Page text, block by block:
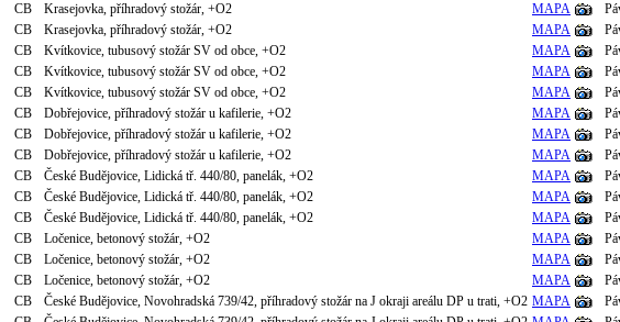
CB Krasejovka, příhradový stožár, +O2 MAPA
CB Krasejovka, příhradový stožár, +O2 MAPA
CB Kvítkovice, tubusový stožár SV od obce, +O2 MAPA
CB Kvítkovice, tubusový stožár SV od obce, +O2 MAPA
CB Kvítkovice, tubusový stožár SV od obce, +O2 MAPA
CB Dobřejovice, příhradový stožár u kafilerie, +O2 MAPA
CB Dobřejovice, příhradový stožár u kafilerie, +O2 MAPA
CB Dobřejovice, příhradový stožár u kafilerie, +O2 MAPA
CB České Budějovice, Lidická tř. 440/80, panelák, +O2 MAPA
CB České Budějovice, Lidická tř. 440/80, panelák, +O2 MAPA
CB České Budějovice, Lidická tř. 440/80, panelák, +O2 MAPA
CB Ločenice, betonový stožár, +O2 MAPA
CB Ločenice, betonový stožár, +O2 MAPA
CB Ločenice, betonový stožár, +O2 MAPA
CB České Budějovice, Novohradská 739/42, příhradový stožár na J okraji areálu DP u trati, +O2 MAPA